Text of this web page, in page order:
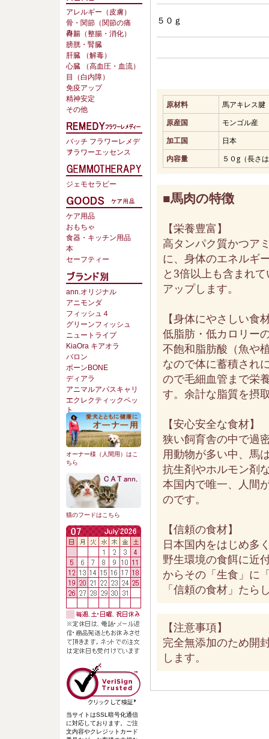
５０ｇ
原材料
馬アキレス腱
原産国
モンゴル産
加工国
日本
内容量
５０g（長さ
■馬肉の特徴
【栄養豊富】
高タンパク質かつア
に、身体のエネルギ
と3倍以上も含まれ
アップします。
【身体にやさしい食
低脂肪・低カロリー
不飽和脂肪酸（魚や
なので体に蓄積され
ので毛細血管まで栄
す。余計な脂質を摂
【安心安全な食材】
狭い飼育舎の中で過
用動物が多い中、馬
抗生剤やホルモン剤
本国内で唯一、人間
のです。
【信頼の食材】
日本国内をはじめ多
野生環境の食餌に近
からその「生食」に
「信頼の食材」たら
【注意事項】
完全無添加のため開
します。
アレルギー（皮膚）
骨・関節（関節の痛
み）
胃腸（整腸・消化）
膀胱・腎臓
肝臓 （解毒）
心臓 （高血圧・血流）
目（白内障）
免疫アップ
精神安定
その他
バッチ フラワーレメデ
ィ
フラワーエッセンス
ジェモセラピー
ケア用品
おもちゃ
食器・キッチン用品
本
セーフティー
ann.オリジナル
アニモンダ
フィッシュ４
グリーンフィッシュ
ニュートライプ
KiaOra キアオラ
バロン
ボーンBONE
ディアラ
アニマルアパスキャリ
ー
エクレクティックペッ
ト
オーナー様（人間用）はこ
ちら
猫のフードはこちら
当サイトはSSL暗号化通信
に対応しております。ご注
文内容やクレジットカード